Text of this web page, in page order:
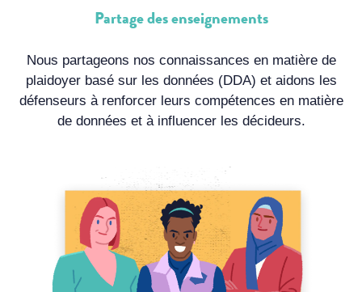
Partage des enseignements
Nous partageons nos connaissances en matière de
plaidoyer basé sur les données (DDA) et aidons les
défenseurs à renforcer leurs compétences en matière
de données et à influencer les décideurs.